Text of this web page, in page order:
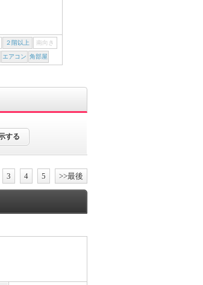
２階以上 南向き
エアコン 角部屋
3 4 5 >>最後